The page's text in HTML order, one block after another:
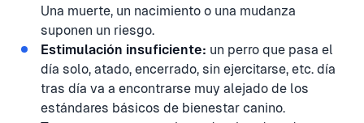
Una muerte, un nacimiento o una mudanza
suponen un riesgo.
Estimulación insuficiente: un perro que pasa el
día solo, atado, encerrado, sin ejercitarse, etc. día
tras día va a encontrarse muy alejado de los
estándares básicos de bienestar canino.